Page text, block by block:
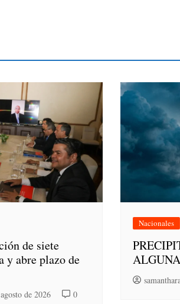
de siete
y abre plazo de
de 2026 0
Nacionales